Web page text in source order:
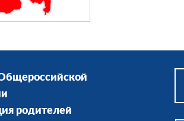
родителей